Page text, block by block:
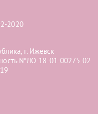
2020
г. Ижевск
№ЛО-18-01-00275 02